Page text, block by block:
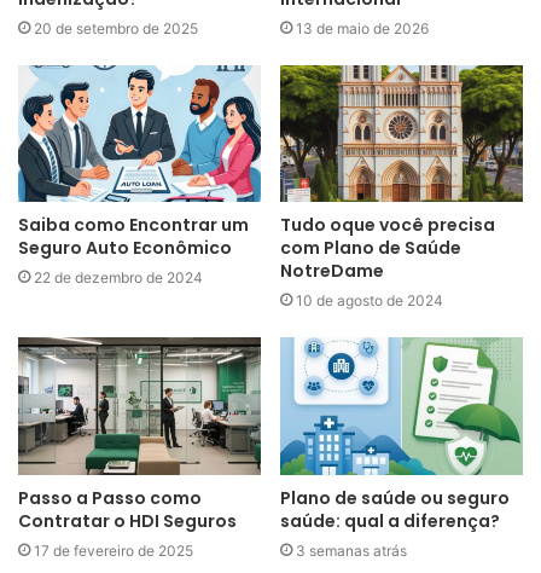
20 de setembro de 2025 13 de maio de 2026
Saiba como Encontrar um
Seguro Auto Econômico
22 de dezembro de 2024
Tudo oque você precisa
com Plano de Saúde
NotreDame
10 de agosto de 2024
Passo a Passo como
Contratar o HDI Seguros
17 de fevereiro de 2025
Plano de saúde ou seguro
saúde: qual a diferença?
3 semanas atrás